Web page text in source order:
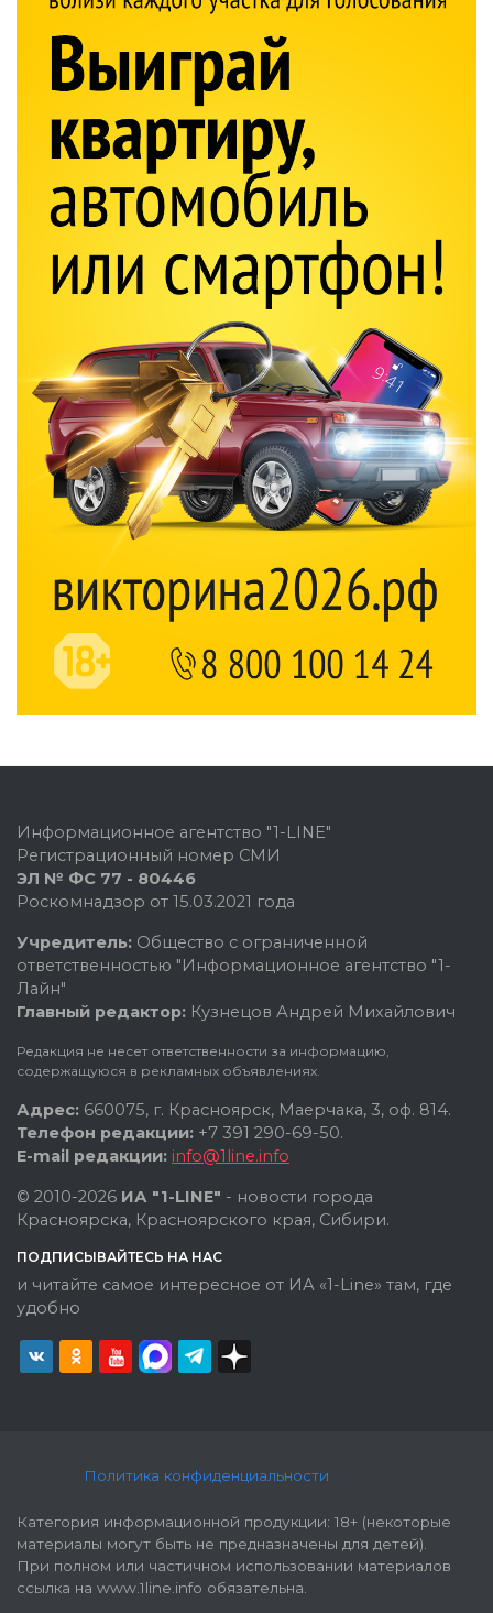
Информационное агентство "1-LINE"
Регистрационный номер СМИ
ЭЛ № ФС 77 - 80446
Роскомнадзор от 15.03.2021 года
Учредитель: Общество с ограниченной
ответственностью "Информационное агентство "1-
Лайн"
Главный редактор: Кузнецов Андрей Михайлович
Редакция не несет ответственности за информацию,
содержащуюся в рекламных объявлениях.
Адрес: 660075, г. Красноярск, Маерчака, 3, оф. 814.
Телефон редакции: +7 391 290-69-50.
E-mail редакции: info@1line.info
© 2010-2026 ИА "1-LINE" - новости города
Красноярска, Красноярского края, Сибири.
ПОДПИСЫВАЙТЕСЬ НА НАС
и читайте самое интересное от ИА «1-Line» там, где
удобно
Политика конфиденциальности
Категория информационной продукции: 18+ (некоторые
материалы могут быть не предназначены для детей).
При полном или частичном использовании материалов
ссылка на www.1line.info обязательна.